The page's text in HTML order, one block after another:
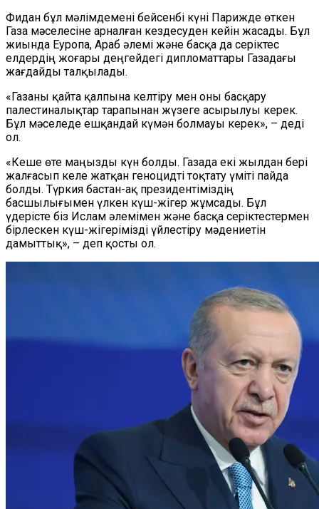
Фидан бұл мәлімдемені бейсенбі күні Парижде өткен
Газа мәселесіне арналған кездесуден кейін жасады. Бұл
жиында Еуропа, Араб әлемі және басқа да серіктес
елдердің жоғары деңгейдегі дипломаттары Газадағы
жағдайды талқылады.
«Газаны қайта қалпына келтіру мен оны басқару
палестиналықтар тарапынан жүзеге асырылуы керек.
Бұл мәселеде ешқандай күмән болмауы керек», – деді
ол.
«Кеше өте маңызды күн болды. Газада екі жылдан бері
жалғасып келе жатқан геноцидті тоқтату үміті пайда
болды. Түркия бастан-ақ президентіміздің
басшылығымен үлкен күш-жігер жұмсады. Бұл
үдерісте біз Ислам әлемімен және басқа серіктестермен
бірлескен күш-жігерімізді үйлестіру мәдениетін
дамыттық», – деп қосты ол.